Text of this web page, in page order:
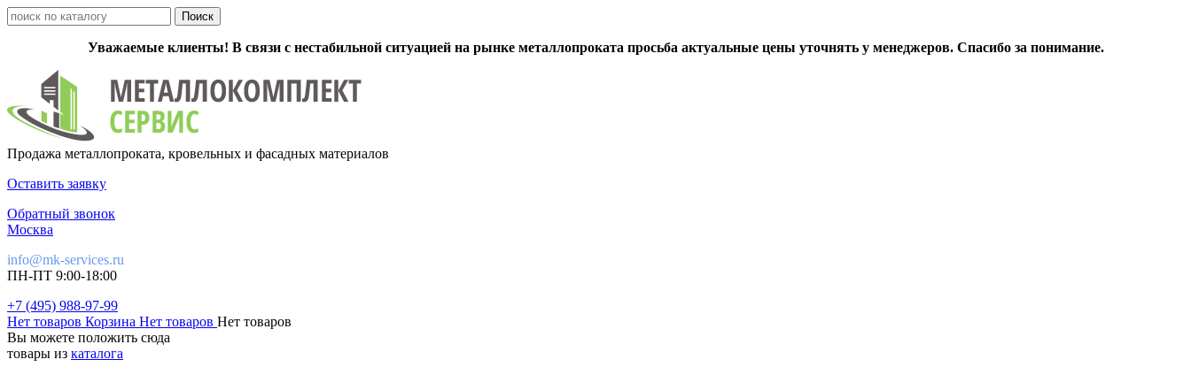
Уважаемые клиенты! В связи с нестабильной ситуацией на рынке металлопроката просьба актуальные цены уточнять у менеджеров. Спасибо за понимание.
Продажа металлопроката, кровельных и фасадных материалов
Оставить заявку
Обратный звонок
Москва
info@mk-services.ru
ПН-ПТ 9:00-18:00
+7 (495) 988-97-99
Нет товаров Корзина Нет товаров Нет товаров
Вы можете положить сюда
товары из каталога